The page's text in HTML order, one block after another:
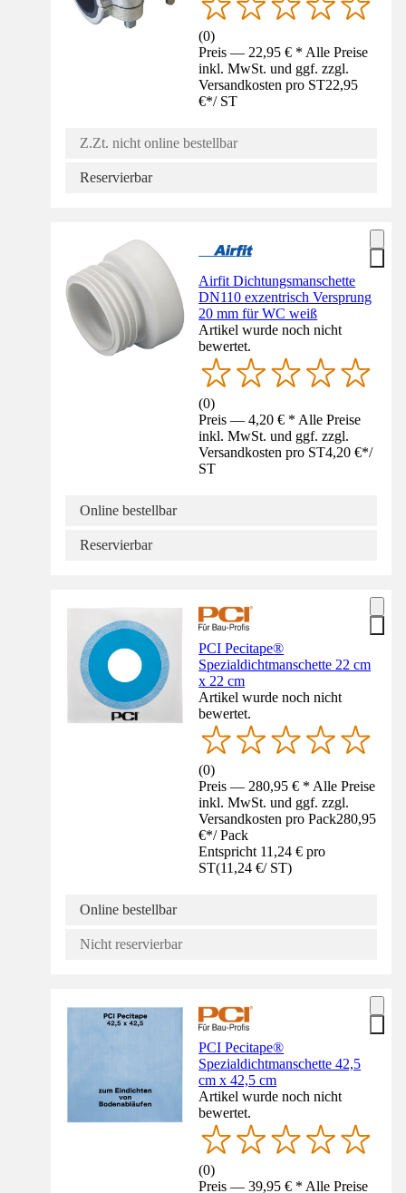
(0)
Preis — 22,95 € * Alle Preise
inkl. MwSt. und ggf. zzgl.
Versandkosten pro ST22,95
€*/ ST
Z.Zt. nicht online bestellbar
Reservierbar
Airfit Dichtungsmanschette
DN110 exzentrisch Versprung
20 mm für WC weiß
Artikel wurde noch nicht
bewertet.
(0)
Preis — 4,20 € * Alle Preise
inkl. MwSt. und ggf. zzgl.
Versandkosten pro ST4,20 €*/
ST
Online bestellbar
Reservierbar
PCI Pecitape®
Spezialdichtmanschette 22 cm
x 22 cm
Artikel wurde noch nicht
bewertet.
(0)
Preis — 280,95 € * Alle Preise
inkl. MwSt. und ggf. zzgl.
Versandkosten pro Pack280,95
€*/ Pack
Entspricht 11,24 € pro
ST(11,24 €/ ST)
Online bestellbar
Nicht reservierbar
PCI Pecitape®
Spezialdichtmanschette 42,5
cm x 42,5 cm
Artikel wurde noch nicht
bewertet.
(0)
Preis — 39,95 € * Alle Preise